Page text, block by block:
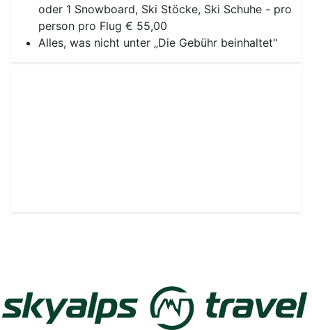
oder 1 Snowboard, Ski Stöcke, Ski Schuhe - pro
person pro Flug € 55,00
Alles, was nicht unter „Die Gebühr beinhaltet"